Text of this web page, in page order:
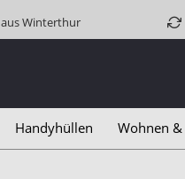
Winterthur
Handyhüllen Wohnen